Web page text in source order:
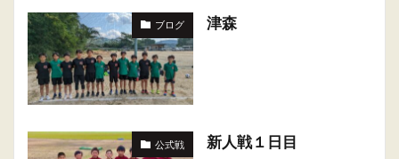
ブログ 津森
公式戦 新人戦１日目